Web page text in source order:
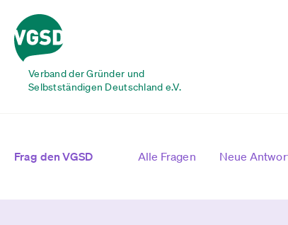
Verband der Gründer und
Selbstständigen Deutschland e.V.
Frag den VGSD Alle Fragen Neue